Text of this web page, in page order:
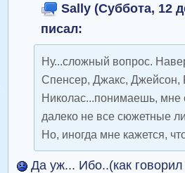
Sally (Суббота, 12
писал:
Ну...сложный вопрос.
Спенсер, Джакс, Джейсон,
Николас...понимаешь, мне
далеко не все сюжетные
Но, иногда мне кажется,
Да уж... Ибо..(как